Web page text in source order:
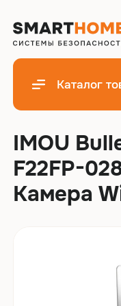
Каталог
IMOU
F22FP-
Камера